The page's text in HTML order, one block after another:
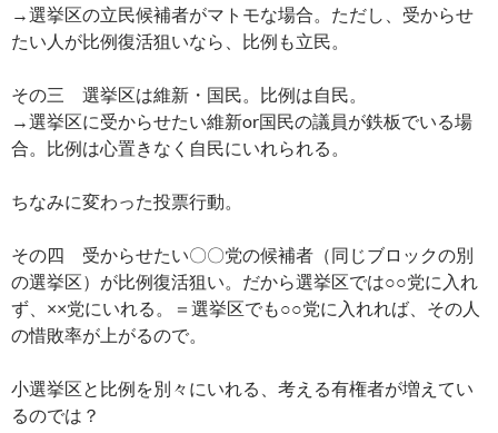
→選挙区の立民候補者がマトモな場合。ただし、受からせ
たい人が比例復活狙いなら、比例も立民。
その三 選挙区は維新・国民。比例は自民。
→選挙区に受からせたい維新or国民の議員が鉄板でいる場
合。比例は心置きなく自民にいれられる。
ちなみに変わった投票行動。
その四 受からせたい〇〇党の候補者（同じブロックの別
の選挙区）が比例復活狙い。だから選挙区では○○党に入れ
ず、××党にいれる。＝選挙区でも○○党に入れれば、その人
の惜敗率が上がるので。
小選挙区と比例を別々にいれる、考える有権者が増えてい
るのでは？